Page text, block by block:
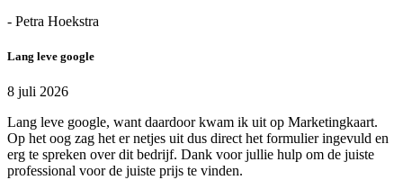
- Petra Hoekstra
Lang leve google
8 juli 2026
Lang leve google, want daardoor kwam ik uit op Marketingkaart.
Op het oog zag het er netjes uit dus direct het formulier ingevuld en
erg te spreken over dit bedrijf. Dank voor jullie hulp om de juiste
professional voor de juiste prijs te vinden.